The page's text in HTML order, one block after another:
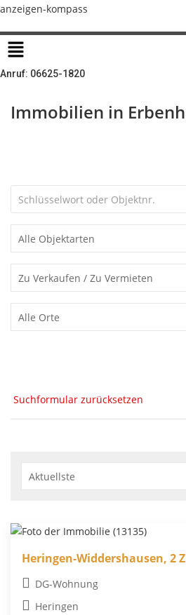
Zum
springen
anzeigen-kompass
Menü
Anruf: 06625-1820
Immobilien in
Suchformular zurücksetzen
Heringen-Widdershausen, 2
DG-Wohnung
Heringen